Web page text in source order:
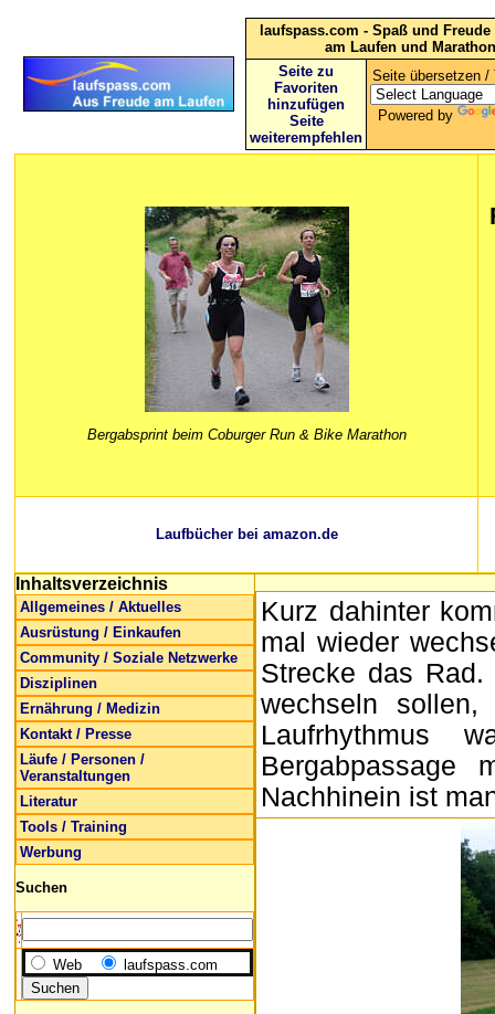
laufspass.com - Spaß und
am Laufen und Marathon
Seite zu
Favoriten
hinzufügen
Seite
weiterempfehlen
Seite übersetzen /
Powered by
Bergabsprint beim Coburger Run & Bike Marathon
Laufbücher bei amazon.de
Inhaltsverzeichnis
Allgemeines / Aktuelles
Ausrüstung / Einkaufen
Community / Soziale Netzwerke
Disziplinen
Ernährung / Medizin
Kontakt / Presse
Läufe / Personen /
Veranstaltungen
Literatur
Tools / Training
Werbung
Suchen
Web laufspass.com
Kurz dahinter
mal wieder
Strecke das
wechseln
Laufrhythmus
Nachhinein ist